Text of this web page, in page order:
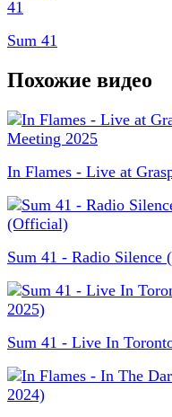
Sum 41
Похожие видео
In Flames - Live at
Sum 41 - Radio Silence
Sum 41 - Live In